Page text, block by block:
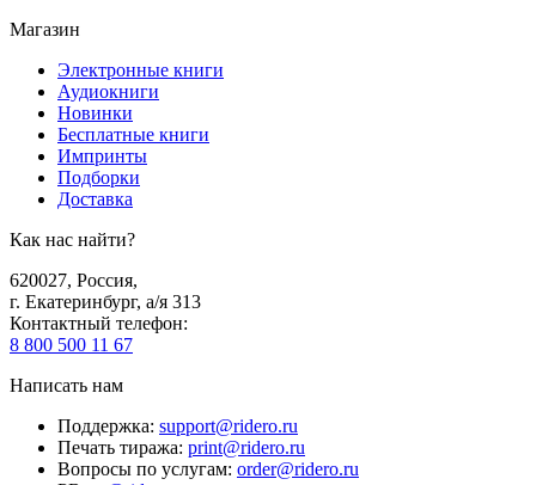
Магазин
Электронные книги
Аудиокниги
Новинки
Бесплатные книги
Импринты
Подборки
Доставка
Как нас найти?
620027, Россия,
г. Екатеринбург, а/я 313
Контактный телефон:
8 800 500 11 67
Написать нам
Поддержка: support@ridero.ru
Печать тиража: print@ridero.ru
Вопросы по услугам: order@ridero.ru